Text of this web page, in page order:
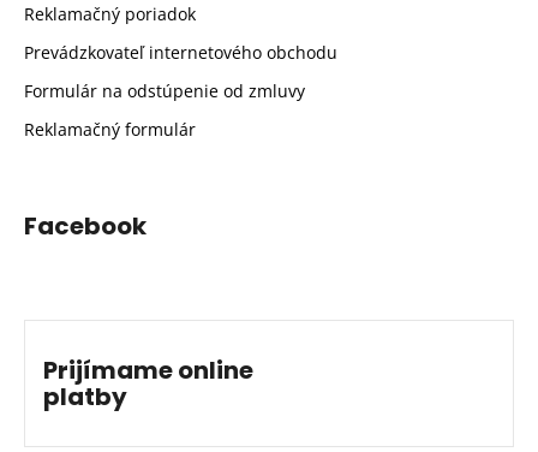
Reklamačný poriadok
Prevádzkovateľ internetového obchodu
Formulár na odstúpenie od zmluvy
Reklamačný formulár
Facebook
Prijímame online
platby